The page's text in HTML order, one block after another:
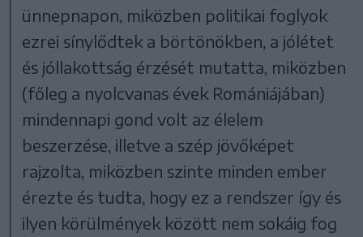
ünnepnapon, miközben politikai foglyok
ezrei sínylődtek a börtönökben, a jólétet
és jóllakottság érzését mutatta, miközben
(főleg a nyolcvanas évek Romániájában)
mindennapi gond volt az élelem
beszerzése, illetve a szép jövőképet
rajzolta, miközben szinte minden ember
érezte és tudta, hogy ez a rendszer így és
ilyen körülmények között nem sokáig fog